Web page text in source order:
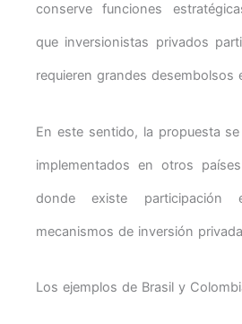
conserve funciones
que inversionistas privados
requieren grandes desembolsos
En este sentido, la propuesta
implementados en otros
donde existe participación
mecanismos de inversión
Los ejemplos de Brasil y